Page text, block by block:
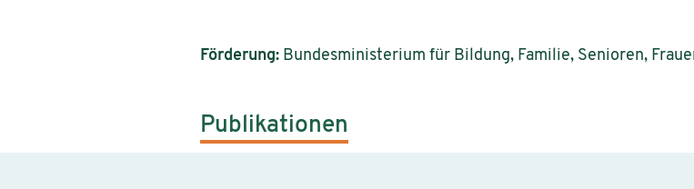
Förderung: Bundesministerium für Bildung, Familie, Senioren,
Publikationen